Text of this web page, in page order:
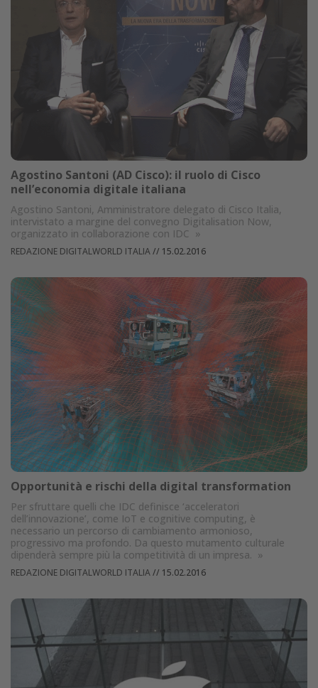
Agostino Santoni (AD Cisco): il ruolo di Cisco
nell’economia digitale italiana
Agostino Santoni, Amministratore delegato di Cisco Italia,
intervistato a margine del convegno Digitalisation Now,
organizzato in collaborazione con IDC »
REDAZIONE DIGITALWORLD ITALIA// 15.02.2016
Opportunità e rischi della digital transformation
Per sfruttare quelli che IDC definisce ‘acceleratori
dell’innovazione’, come IoT e cognitive computing, è
necessario un percorso di cambiamento armonioso,
progressivo ma profondo. Da questo mutamento culturale
dipenderà sempre più la competitività di un impresa. »
REDAZIONE DIGITALWORLD ITALIA// 15.02.2016